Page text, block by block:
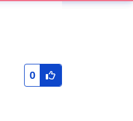
0